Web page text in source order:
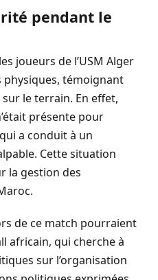
pendant le
joueurs de l’USM Alger
physiques, témoignant
le terrain. En effet,
présente pour
a conduit à un
Cette situation
la gestion des
de ce match pourraient
africain, qui cherche à
sur l’organisation